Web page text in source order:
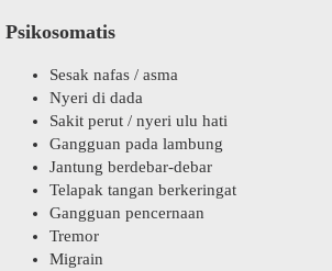
Psikosomatis
Sesak nafas / asma
Nyeri di dada
Sakit perut / nyeri ulu hati
Gangguan pada lambung
Jantung berdebar-debar
Telapak tangan berkeringat
Gangguan pencernaan
Tremor
Migrain